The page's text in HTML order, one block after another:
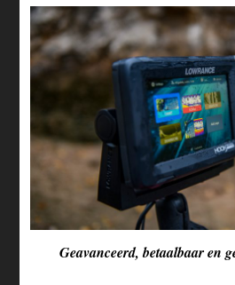
Geavanceerd, betaalbaar en